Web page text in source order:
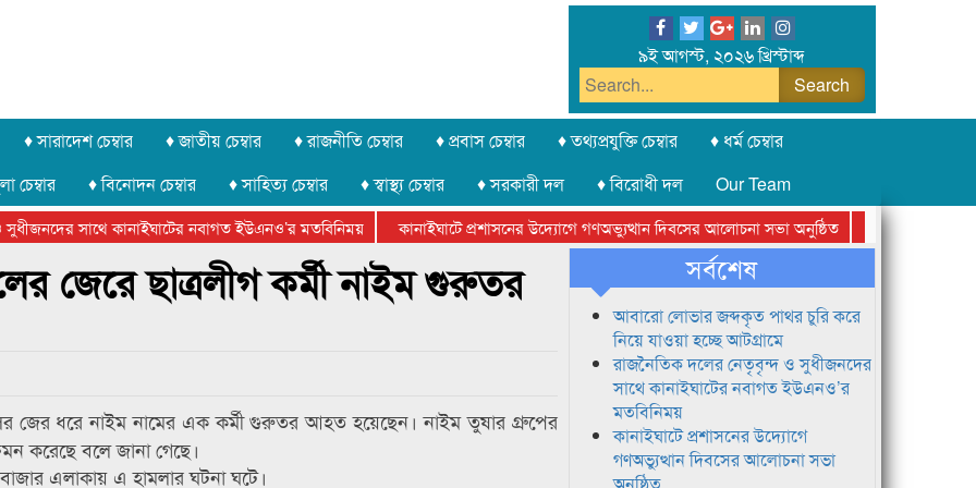
৯ই আগস্ট, ২০২৬ খ্রিস্টাব্দ
♦ সারাদেশ চেম্বার ♦ জাতীয় চেম্বার ♦ রাজনীতি চেম্বার ♦ প্রবাস চেম্বার ♦ তথ্যপ্রযুক্তি চেম্বার
♦ ধর্ম চেম্বার
চেম্বার ♦ বিনোদন চেম্বার ♦ সাহিত্য চেম্বার ♦ স্বাস্থ্য চেম্বার ♦ সরকারী দল ♦ বিরোধী দল
Our Team
সাথে কানাইঘাটের নবাগত ইউএনও’র মতবিনিময় কানাইঘাটে প্রশাসনের উদ্যোগে গণঅভ্যুত্থান দিবসের আলোচনা সভা অনুষ্ঠিত
সিলেট অনলাইন
ফেডারেশানের বিভাগীয় অভিনয় কর্মশালা সম্পন্ন
জেরে ছাত্রলীগ কর্মী নাইম গুরুতর
জের ধরে নাইম নামের এক কর্মী গুরুতর আহত হয়েছেন। নাইম তুষার গ্রুপের
করেছে বলে জানা গেছে।
এলাকায় এ হামলার ঘটনা ঘটে।
সর্বশেষ
আবারো লোভার জব্দকৃত পাথর চুরি করে
নিয়ে যাওয়া হচ্ছে আটগ্রামে
রাজনৈতিক দলের নেতৃবৃন্দ ও সুধীজনদের
সাথে কানাইঘাটের নবাগত ইউএনও’র
মতবিনিময়
কানাইঘাটে প্রশাসনের উদ্যোগে
গণঅভ্যুত্থান দিবসের আলোচনা সভা